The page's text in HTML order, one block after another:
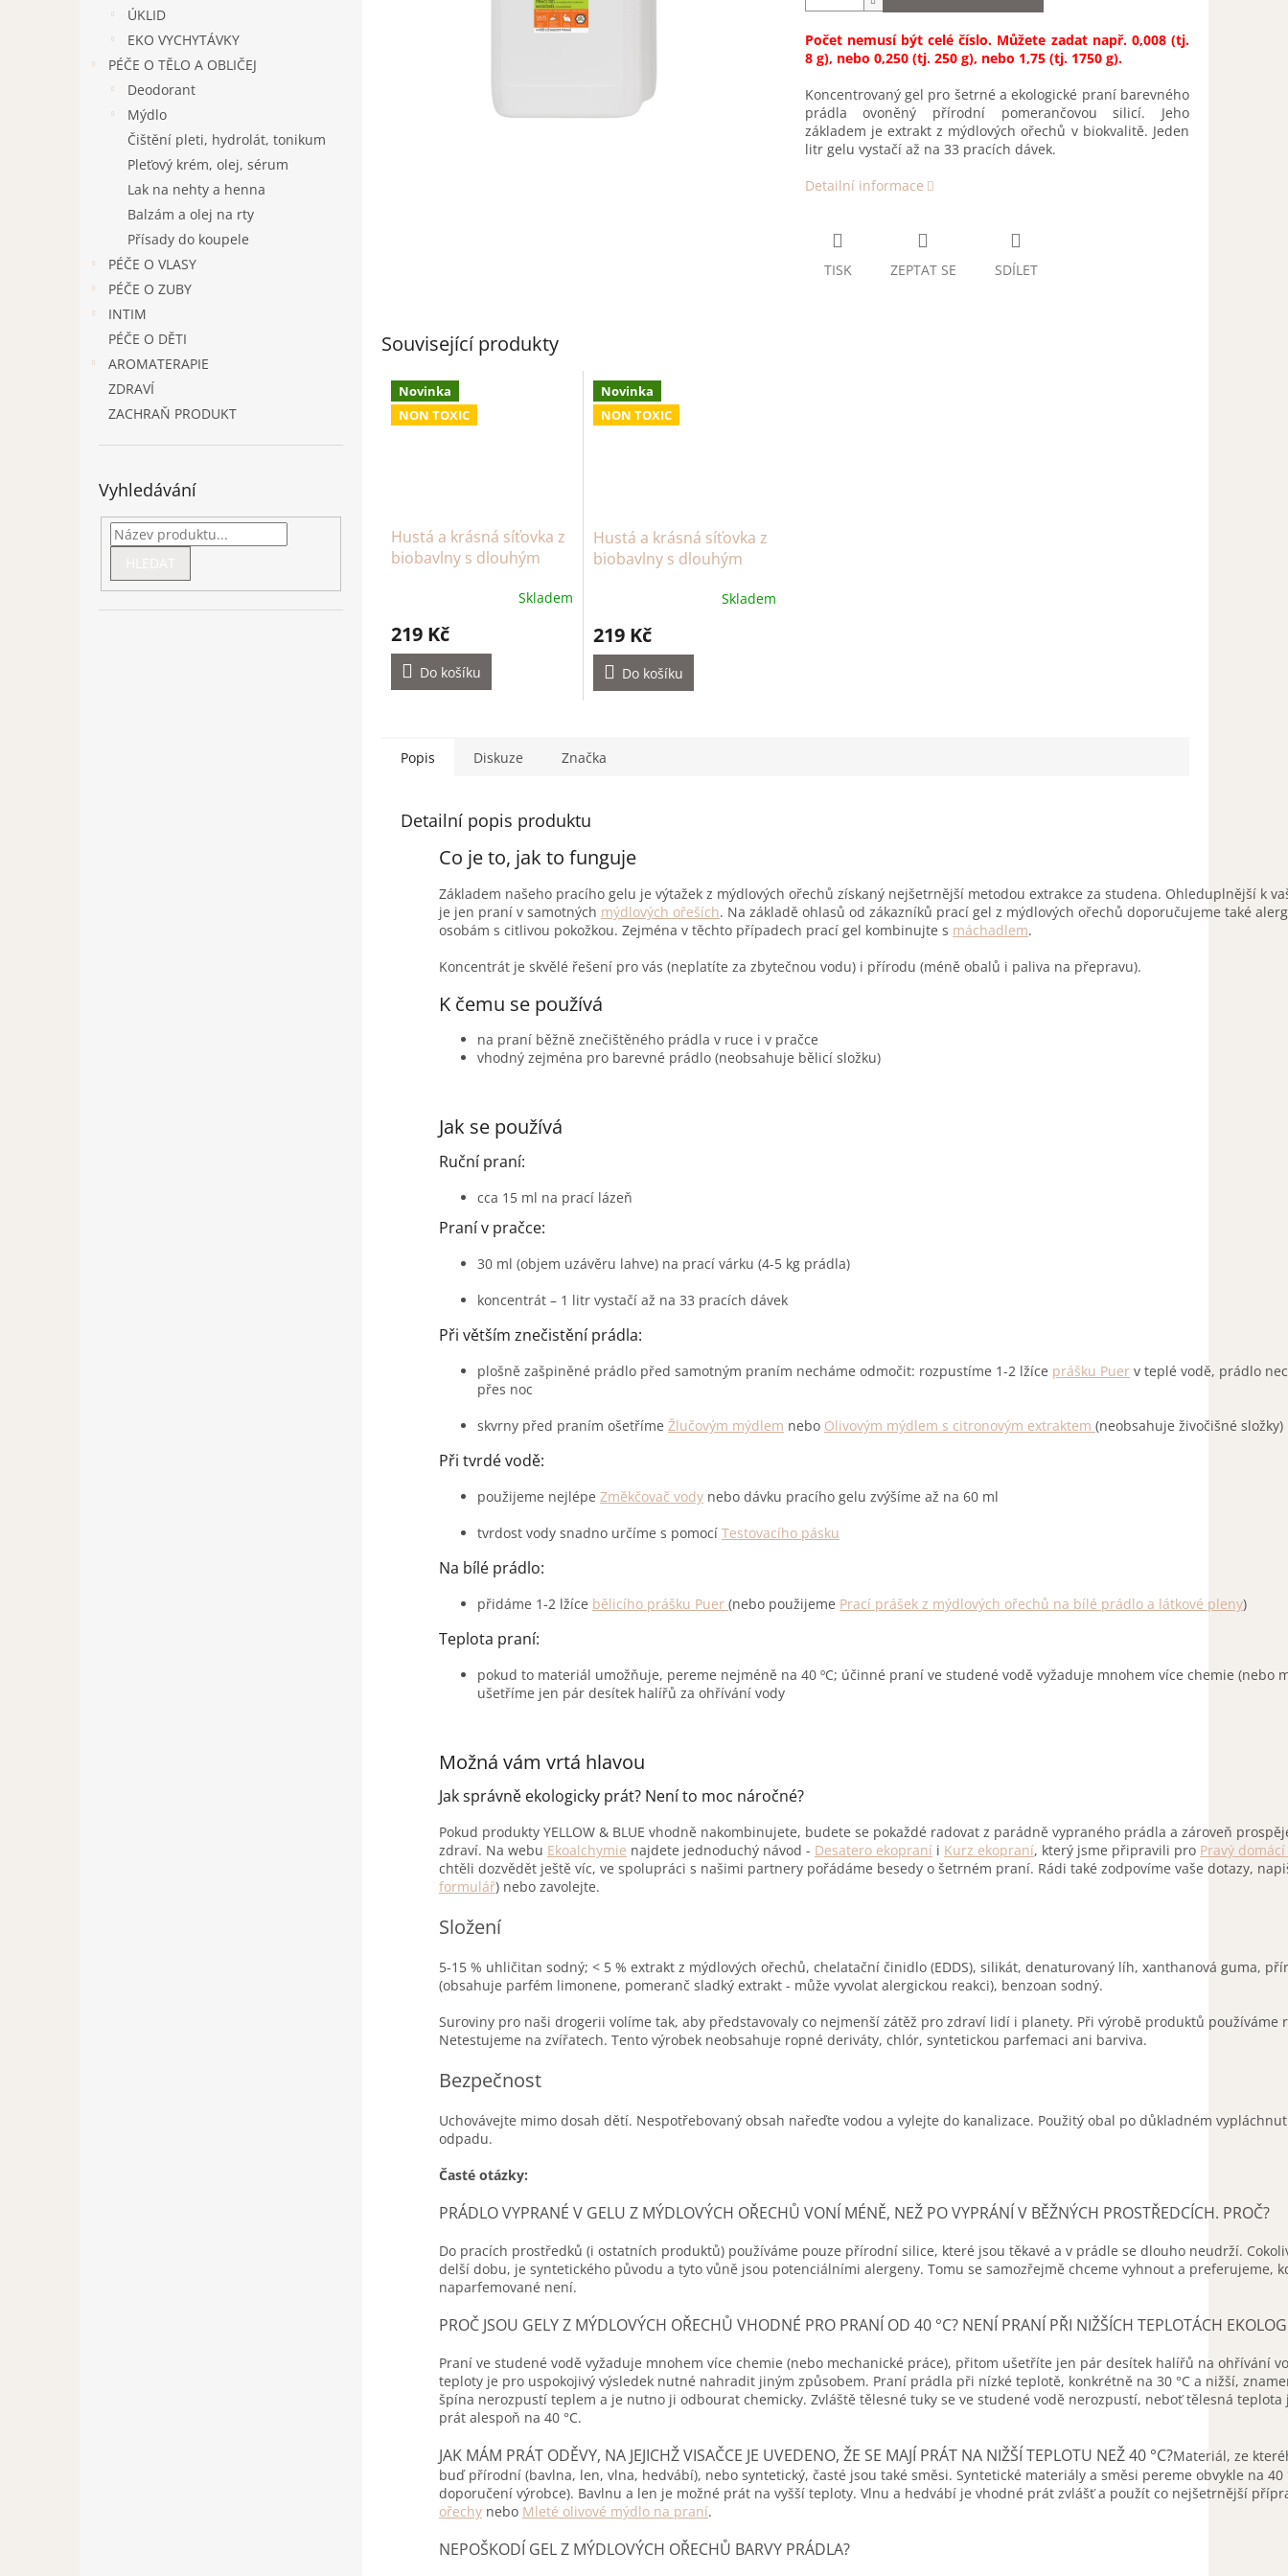
ÚKLID
EKO VYCHYTÁVKY
PÉČE O TĚLO A OBLIČEJ
Deodorant
Mýdlo
Čištění pleti, hydrolát, tonikum
Pleťový krém, olej, sérum
Lak na nehty a henna
Balzám a olej na rty
Přísady do koupele
PÉČE O VLASY
PÉČE O ZUBY
INTIM
PÉČE O DĚTI
AROMATERAPIE
ZDRAVÍ
ZACHRAŇ PRODUKT
Vyhledávání
Počet nemusí být celé číslo. Můžete zadat např. 0,008 (tj.
8 g), nebo 0,250 (tj. 250 g), nebo 1,75 (tj. 1750 g).
Koncentrovaný gel pro šetrné a ekologické praní barevného
prádla ovoněný přírodní pomerančovou silicí. Jeho
základem je extrakt z mýdlových ořechů v biokvalitě. Jeden
litr gelu vystačí až na 33 pracích dávek.
Detailní informace
TISK ZEPTAT SE SDÍLET
Související produkty
Novinka
NON TOXIC
Hustá a krásná síťovka z
biobavlny s dlouhým
Skladem
219 Kč
Do košíku
Novinka
NON TOXIC
Hustá a krásná síťovka z
biobavlny s dlouhým
Skladem
219 Kč
Do košíku
Popis Diskuze Značka
Detailní popis produktu
Co je to, jak to funguje
Základem našeho pracího gelu je výtažek z mýdlových ořechů získaný nejšetrnější metodou extrakce za studena. Ohleduplnější k
je jen praní v samotných mýdlových ořeších. Na základě ohlasů od zákazníků prací gel z mýdlových ořechů doporučujeme také
osobám s citlivou pokožkou. Zejména v těchto případech prací gel kombinujte s máchadlem.
Koncentrát je skvělé řešení pro vás (neplatíte za zbytečnou vodu) i přírodu (méně obalů i paliva na přepravu).
K čemu se používá
na praní běžně znečištěného prádla v ruce i v pračce
vhodný zejména pro barevné prádlo (neobsahuje bělicí složku)
Jak se používá
Ruční praní:
cca 15 ml na prací lázeň
Praní v pračce:
30 ml (objem uzávěru lahve) na prací várku (4-5 kg prádla)
koncentrát – 1 litr vystačí až na 33 pracích dávek
Při větším znečistění prádla:
plošně zašpiněné prádlo před samotným praním necháme odmočit: rozpustíme 1-2 lžíce prášku Puer v teplé vodě, prádlo
přes noc
skvrny před praním ošetříme Žlučovým mýdlem nebo Olivovým mýdlem s citronovým extraktem (neobsahuje živočišné složky)
Při tvrdé vodě:
použijeme nejlépe Změkčovač vody nebo dávku pracího gelu zvýšíme až na 60 ml
tvrdost vody snadno určíme s pomocí Testovacího pásku
Na bílé prádlo:
přidáme 1-2 lžíce bělicího prášku Puer (nebo použijeme Prací prášek z mýdlových ořechů na bílé prádlo a látkové pleny)
Teplota praní:
pokud to materiál umožňuje, pereme nejméně na 40 ºC; účinné praní ve studené vodě vyžaduje mnohem více chemie (nebo
ušetříme jen pár desítek halířů za ohřívání vody
Možná vám vrtá hlavou
Jak správně ekologicky prát? Není to moc náročné?
Pokud produkty YELLOW & BLUE vhodně nakombinujete, budete se pokaždé radovat z parádně vypraného prádla a zároveň
zdraví. Na webu Ekoalchymie najdete jednoduchý návod - Desatero ekopraní i Kurz ekopraní, který jsme připravili pro Pravý
chtěli dozvědět ještě víc, ve spolupráci s našimi partnery pořádáme besedy o šetrném praní. Rádi také zodpovíme vaše dotazy,
formulář) nebo zavolejte.
Složení
5-15 % uhličitan sodný; < 5 % extrakt z mýdlových ořechů, chelatační činidlo (EDDS), silikát, denaturovaný líh, xanthanová guma,
(obsahuje parfém limonene, pomeranč sladký extrakt - může vyvolat alergickou reakci), benzoan sodný.
Suroviny pro naši drogerii volíme tak, aby představovaly co nejmenší zátěž pro zdraví lidí i planety. Při výrobě produktů používáme
Netestujeme na zvířatech. Tento výrobek neobsahuje ropné deriváty, chlór, syntetickou parfemaci ani barviva.
Bezpečnost
Uchovávejte mimo dosah dětí. Nespotřebovaný obsah nařeďte vodou a vylejte do kanalizace. Použitý obal po důkladném
odpadu.
Časté otázky:
PRÁDLO VYPRANÉ V GELU Z MÝDLOVÝCH OŘECHŮ VONÍ MÉNĚ, NEŽ PO VYPRÁNÍ V BĚŽNÝCH PROSTŘEDCÍCH. PROČ?
Do pracích prostředků (i ostatních produktů) používáme pouze přírodní silice, které jsou těkavé a v prádle se dlouho neudrží.
delší dobu, je syntetického původu a tyto vůně jsou potenciálními alergeny. Tomu se samozřejmě chceme vyhnout a preferujeme,
naparfemované není.
PROČ JSOU GELY Z MÝDLOVÝCH OŘECHŮ VHODNÉ PRO PRANÍ OD 40 °C? NENÍ PRANÍ PŘI NIŽŠÍCH TEPLOTÁCH
Praní ve studené vodě vyžaduje mnohem více chemie (nebo mechanické práce), přitom ušetříte jen pár desítek halířů na ohřívání
teploty je pro uspokojivý výsledek nutné nahradit jiným způsobem. Praní prádla při nízké teplotě, konkrétně na 30 °C a nižší,
špína nerozpustí teplem a je nutno ji odbourat chemicky. Zvláště tělesné tuky se ve studené vodě nerozpustí, neboť tělesná teplota
prát alespoň na 40 °C.
JAK MÁM PRÁT ODĚVY, NA JEJICHŽ VISAČCE JE UVEDENO, ŽE SE MAJÍ PRÁT NA NIŽŠÍ TEPLOTU NEŽ 40 °C?Materiál, ze
buď přírodní (bavlna, len, vlna, hedvábí), nebo syntetický, časté jsou také směsi. Syntetické materiály a směsi pereme obvykle na 40
doporučení výrobce). Bavlnu a len je možné prát na vyšší teploty. Vlnu a hedvábí je vhodné prát zvlášť a použít co nejšetrnější
ořechy nebo Mleté olivové mýdlo na praní.
NEPOŠKODÍ GEL Z MÝDLOVÝCH OŘECHŮ BARVY PRÁDLA?